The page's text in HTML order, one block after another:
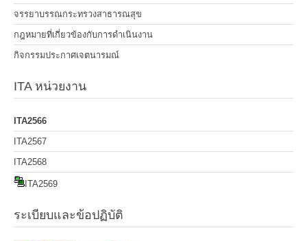
จรรยาบรรณกระทรวงสาธารณสุข
กฎหมายที่เกี่ยวข้องกับการดำเนินงาน
กิจกรรมประกาศเจตนารมณ์
ITA หน่วยงาน
ITA2566
ITA2567
ITA2568
ITA2569
ระเบียบและข้อปฏิบัติ